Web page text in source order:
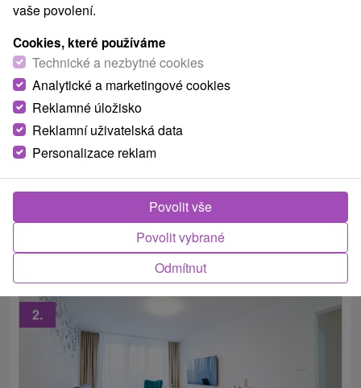
Family holidays Galanda: Rodinná dovolená s
celodenním vstupem do aquaparku
Moderní Lázně Turčianské Teplice
Od 1 Noci
Polopenze
Užijete si neomezený aquapark, polopenzi v hotelu
Veľká Fatra a pro děti jsou připraveny zábavné
animace v dětském koutku.
2.
vaše povolení.
Cookies, které používáme
Technické a nezbytné cookies
Analytické a marketingové cookies
Reklamné úložisko
Reklamní uživatelská data
Personalizace reklam
Odmítnut
Povolit vybrané
Povolit vše